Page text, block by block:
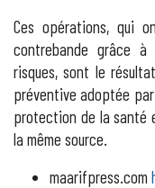
Ces opérations, qui
contrebande grâce à
risques, sont le
préventive adoptée
protection de la santé
la même source.
maarifpress.com